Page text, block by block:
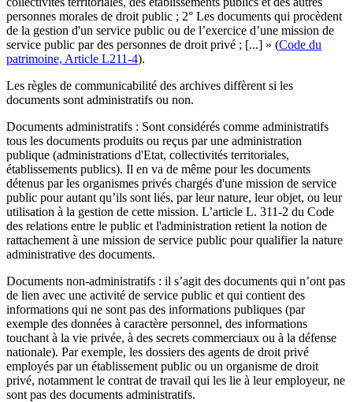
personnes morales de droit public ; 2° Les documents qui procèdent
de la gestion d'un service public ou de l’exercice d’une mission de
service public par des personnes de droit privé ; [...] » (Code du
patrimoine, Article L211-4).
Les règles de communicabilité des archives diffèrent si les
documents sont administratifs ou non.
Documents administratifs : Sont considérés comme administratifs
tous les documents produits ou reçus par une administration
publique (administrations d'Etat, collectivités territoriales,
établissements publics). Il en va de même pour les documents
détenus par les organismes privés chargés d'une mission de service
public pour autant qu’ils sont liés, par leur nature, leur objet, ou leur
utilisation à la gestion de cette mission. L’article L. 311-2 du Code
des relations entre le public et l'administration retient la notion de
rattachement à une mission de service public pour qualifier la nature
administrative des documents.
Documents non-administratifs : il s’agit des documents qui n’ont pas
de lien avec une activité de service public et qui contient des
informations qui ne sont pas des informations publiques (par
exemple des données à caractère personnel, des informations
touchant à la vie privée, à des secrets commerciaux ou à la défense
nationale). Par exemple, les dossiers des agents de droit privé
employés par un établissement public ou un organisme de droit
privé, notamment le contrat de travail qui les lie à leur employeur, ne
sont pas des documents administratifs.